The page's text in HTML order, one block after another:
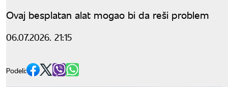
Ovaj besplatan alat mogao bi da reši problem
06.07.2026. 21:15
Podeli: